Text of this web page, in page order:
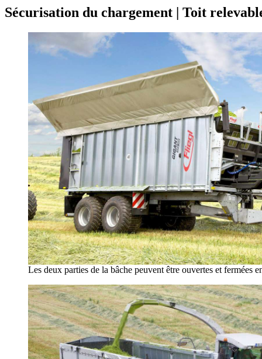
Sécurisation du chargement | Toit
Les deux parties de la bâche peuvent être ouvertes et fermées